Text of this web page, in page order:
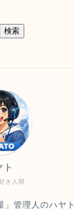
検索
き人間
ト
」管理人のハヤト